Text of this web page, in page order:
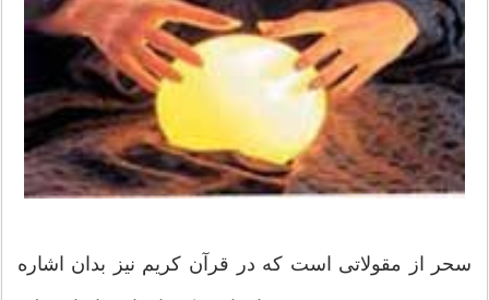
سحر از مقولاتی است که در قرآن کریم نیز بدان اشاره